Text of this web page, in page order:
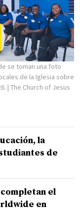
se toman una foto
de la Iglesia sobre
| The Church of Jesus
la
de
el
en